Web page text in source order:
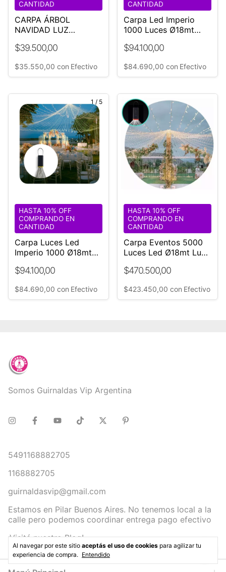
Al navegar por este sitio aceptás el uso de cookies para agilizar tu
experiencia de compra. Entendido
CARPA ÁRBOL
NAVIDAD LUZ
$39.500,00
CANTIDAD
$35.550,00 con Efectivo
Carpa Led Imperio
1000 Luces Ø18mt
Casamiento
$94.100,00
CANTIDAD
$84.690,00 con Efectivo
1 / 5
Carpa Luces Led
Imperio 1000 Ø18mt
$94.100,00
HASTA 10% OFF
COMPRANDO EN
CANTIDAD
$84.690,00 con Efectivo
Carpa Eventos 5000
Luces Led Ø18mt Luz
$470.500,00
HASTA 10% OFF
COMPRANDO EN
CANTIDAD
$423.450,00 con Efectivo
Somos Guirnaldas Vip Argentina
5491168882705
1168882705
guirnaldasvip@gmail.com
Estamos en Pilar Buenos Aires. No tenemos local a la
calle pero podemos coordinar entrega pago efectivo
¡Visitá nuestro Blog!